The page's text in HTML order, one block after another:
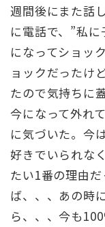
週間後にまた話
に電話で、”私
になってショッ
ョックだったけ
たので気持ちに
今になって外れ
に気づいた。今
好きでいられな
たい1番の理由
ば、、、あの時
ら、、、今も